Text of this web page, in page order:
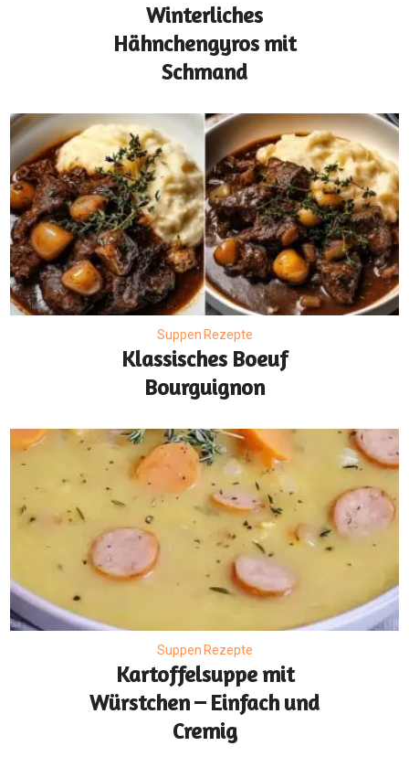
Winterliches
Hähnchengyros mit
Schmand
Suppen Rezepte
Klassisches Boeuf
Bourguignon
Suppen Rezepte
Kartoffelsuppe mit
Würstchen – Einfach und
Cremig